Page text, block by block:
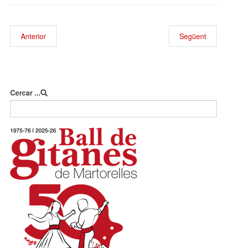
Anterior Següent
Cercar ...